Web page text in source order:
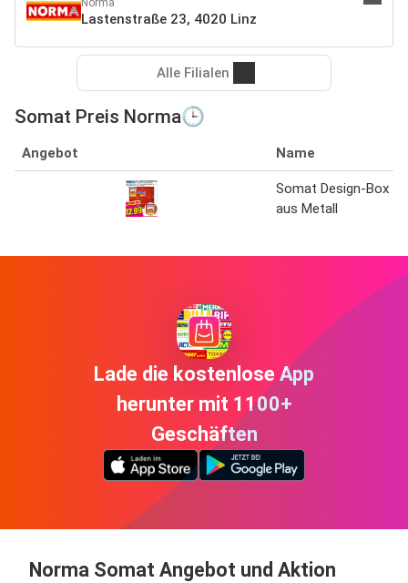
Norma
Lastenstraße 23, 4020 Linz
Alle Filialen
Somat Preis Norma🕒
Angebot Name
Somat Design-Box
aus Metall
Lade die kostenlose App
herunter mit 1100+
Geschäften
Norma Somat Angebot und Aktion